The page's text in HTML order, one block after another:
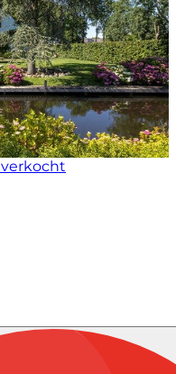
verkocht